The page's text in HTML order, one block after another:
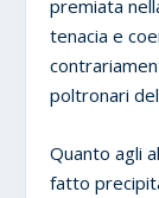
premiata
tenacia e
poltronari
Quanto agli
fatto